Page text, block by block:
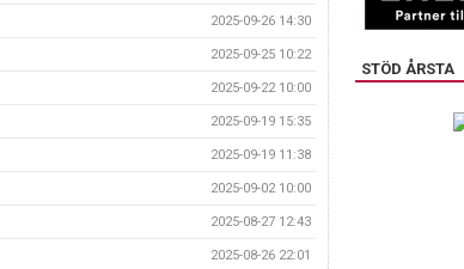
2025-09-26 14:30
2025-09-25 10:22
2025-09-22 10:00
2025-09-19 15:35
2025-09-19 11:38
2025-09-02 10:00
2025-08-27 12:43
2025-08-26 22:01
STÖD ÅRSTA